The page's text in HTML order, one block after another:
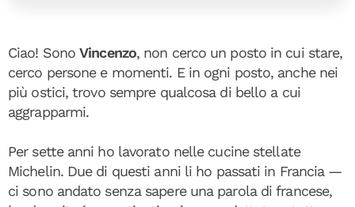
Ciao! SonoVincenzo, non cerco un posto in cui stare,
cerco persone e momenti. E in ogni posto, anche nei
più ostici, trovo sempre qualcosa di bello a cui
aggrapparmi.
Per sette anni ho lavorato nelle cucine stellate
Michelin. Due di questi anni li ho passati in Francia —
ci sono andato senza sapere una parola di francese,